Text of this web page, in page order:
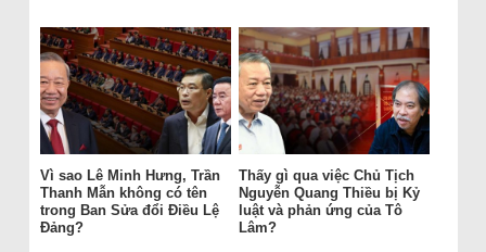
Vì sao Lê Minh Hưng, Trần
Thanh Mẫn không có tên
trong Ban Sửa đổi Điều Lệ
Đảng?
Thấy gì qua việc Chủ Tịch
Nguyễn Quang Thiều bị Kỷ
luật và phản ứng của Tô
Lâm?